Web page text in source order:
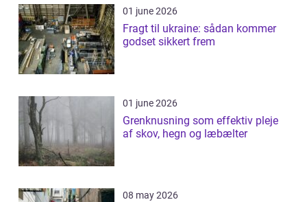
01 june 2026
Fragt til ukraine: sådan kommer
godset sikkert frem
01 june 2026
Grenknusning som effektiv pleje
af skov, hegn og læbælter
08 may 2026